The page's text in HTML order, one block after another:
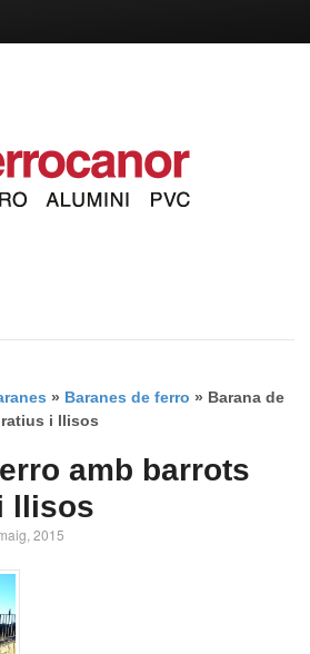
» Baranes de ferro » Barana de
i llisos
amb barrots
llisos
2015